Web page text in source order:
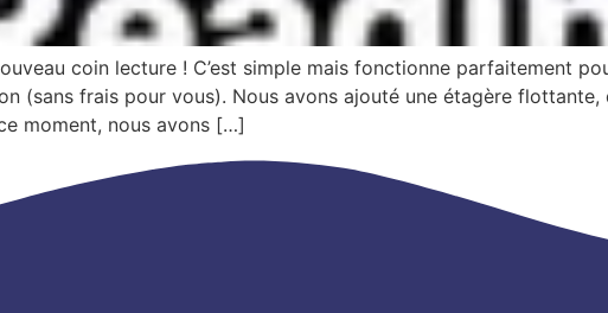
coin lecture ! C’est simple mais fonctionne parfaitement
(sans frais pour vous). Nous avons ajouté une étagère
moment, nous avons […]